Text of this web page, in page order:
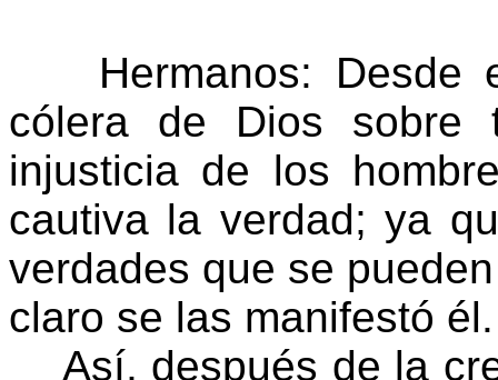
Hermanos: Desde
cólera de Dios sobre
injusticia de los
cautiva la verdad; ya
verdades que se
claro se las manifestó él.
Así, después de la